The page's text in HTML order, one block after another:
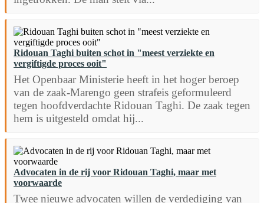
Ridouan Taghi buiten schot in "meest verziekte en
vergiftigde proces ooit"
Het Openbaar Ministerie heeft in het hoger beroep
van de zaak-Marengo geen strafeis geformuleerd
tegen hoofdverdachte Ridouan Taghi. De zaak tegen
hem is uitgesteld omdat hij...
Advocaten in de rij voor Ridouan Taghi, maar met
voorwaarde
Twee nieuwe advocaten willen de verdediging van